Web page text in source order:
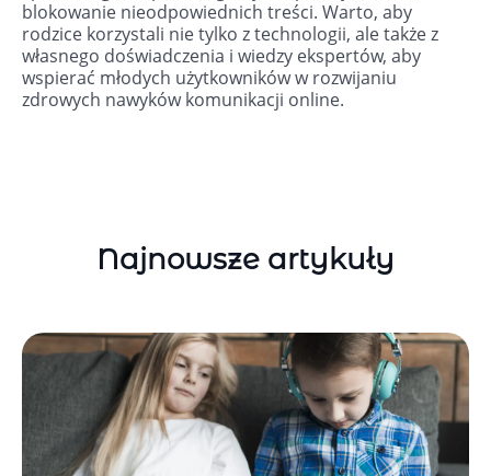
blokowanie nieodpowiednich treści. Warto, aby
rodzice korzystali nie tylko z technologii, ale także z
własnego doświadczenia i wiedzy ekspertów, aby
wspierać młodych użytkowników w rozwijaniu
zdrowych nawyków komunikacji online.
Najnowsze artykuły